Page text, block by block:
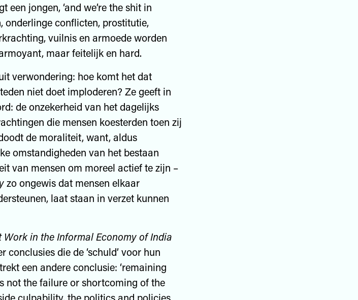
een jongen, ‘and we’re the shit in
onderlinge conflicten, prostitutie,
vuilnis en armoede worden
maar feitelijk en hard.
verwondering: hoe komt het dat
niet doet imploderen? Ze geeft in
de onzekerheid van het dagelijks
die mensen koesterden toen zij
de moraliteit, want, aldus
omstandigheden van het bestaan
van mensen om moreel actief te zijn –
zo ongewis dat mensen elkaar
laat staan in verzet kunnen
Work in the Informal Economy of India
die de ‘schuld’ voor hun
een andere conclusie: ‘remaining
not the failure or shortcoming of the